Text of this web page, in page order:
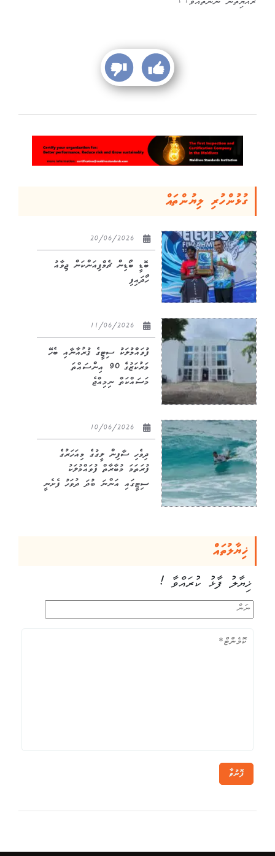
ގުޅުންހުރި ލިޔުންތައް
ބޮޑީ ބޯޑިން ޗެމްޕިއަންކަން ޖިވާއު
ހޯދައިފި
ފުވައްމުލަކު ސިޓީގެ ޤުރުއާނާއި ބެހޭ
މަރުކަޒުގެ 90 އިންސައްތަ
މަސައްކަތް ނިމިއްޖެ
ދިވެހި ސާފިން ލީގުގެ މިއަހަރުގެ
ފުރަތަމަ މުބާރާތް ފުވައްމުލަކު
ސިޓީގައި އަންނަ ބުދަ ދުވަހު ފެށެނީ
ޚިޔާލުތައް
ޚިޔާލު ފާޅު ކުރައްވާ !
ފޮނުވާ